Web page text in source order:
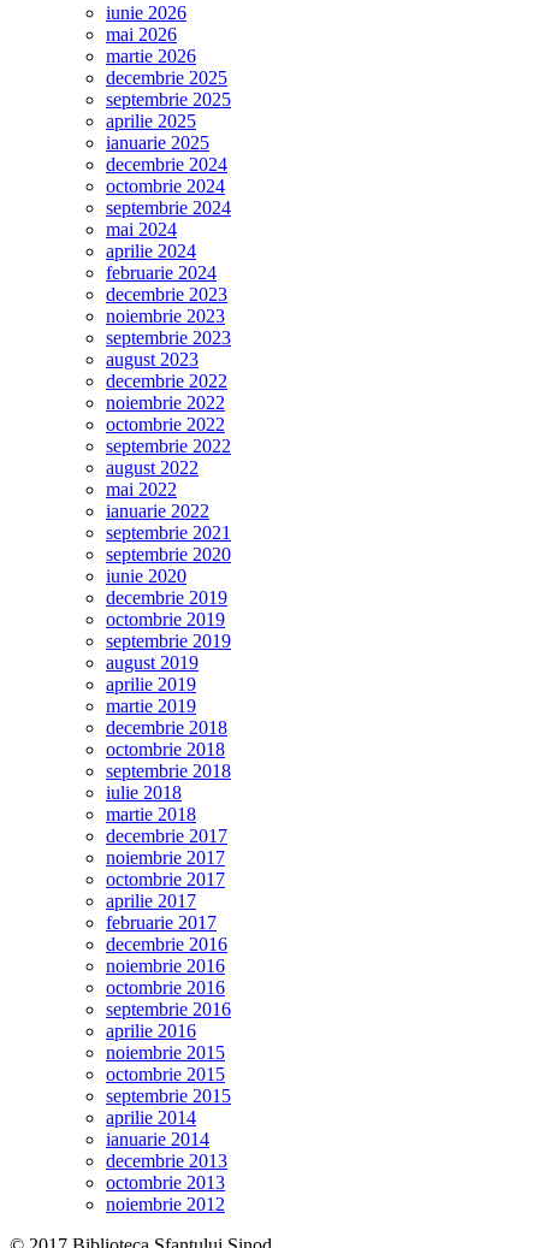
iunie 2026
mai 2026
martie 2026
decembrie 2025
septembrie 2025
aprilie 2025
ianuarie 2025
decembrie 2024
octombrie 2024
septembrie 2024
mai 2024
aprilie 2024
februarie 2024
decembrie 2023
noiembrie 2023
septembrie 2023
august 2023
decembrie 2022
noiembrie 2022
octombrie 2022
septembrie 2022
august 2022
mai 2022
ianuarie 2022
septembrie 2021
septembrie 2020
iunie 2020
decembrie 2019
octombrie 2019
septembrie 2019
august 2019
aprilie 2019
martie 2019
decembrie 2018
octombrie 2018
septembrie 2018
iulie 2018
martie 2018
decembrie 2017
noiembrie 2017
octombrie 2017
aprilie 2017
februarie 2017
decembrie 2016
noiembrie 2016
octombrie 2016
septembrie 2016
aprilie 2016
noiembrie 2015
octombrie 2015
septembrie 2015
aprilie 2014
ianuarie 2014
decembrie 2013
octombrie 2013
noiembrie 2012